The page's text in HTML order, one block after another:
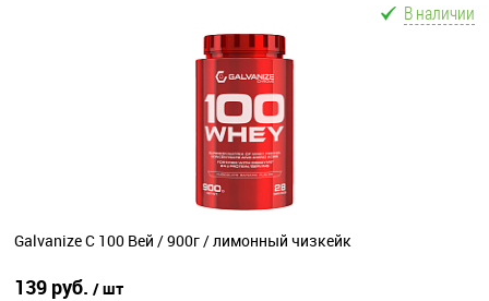
В наличии
Galvanize C 100 Вей / 900г / лимонный чизкейк
139 руб. / шт